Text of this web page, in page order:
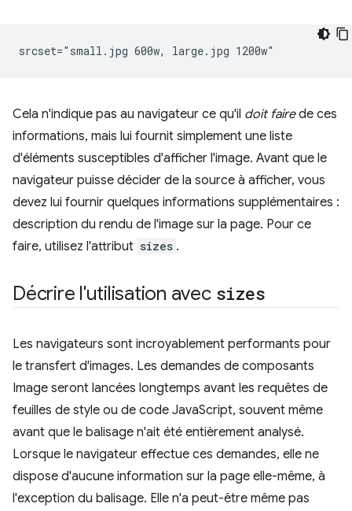
Cela n'indique pas au navigateur ce qu'il doit fairede ces
informations, mais lui fournit simplement une liste
d'éléments susceptibles d'afficher l'image. Avant que le
navigateur puisse décider de la source à afficher, vous
devez lui fournir quelques informations supplémentaires :
description du rendu de l'image sur la page. Pour ce
faire, utilisez l'attribut sizes .
Décrire l'utilisation avec sizes
Les navigateurs sont incroyablement performants pour
le transfert d'images. Les demandes de composants
Image seront lancées longtemps avant les requêtes de
feuilles de style ou de code JavaScript, souvent même
avant que le balisage n'ait été entièrement analysé.
Lorsque le navigateur effectue ces demandes, elle ne
dispose d'aucune information sur la page elle-même, à
l'exception du balisage. Elle n'a peut-être même pas